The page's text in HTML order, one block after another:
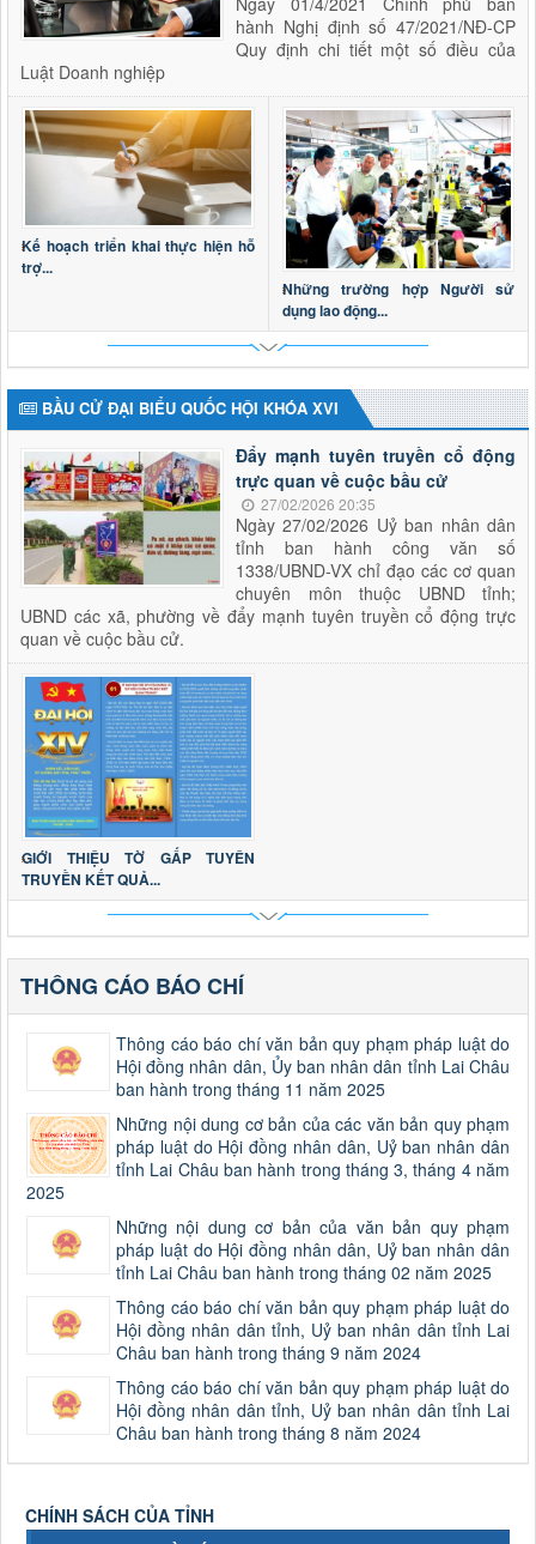
hành Nghị định số 47/2021/NĐ-CP
Quy định chi tiết một số điều của
Luật Doanh nghiệp
Kế hoạch triển khai thực hiện hỗ
trợ...
Những trường hợp Người sử
dụng lao động...
BẦU CỬ ĐẠI BIỂU QUỐC HỘI KHÓA XVI
Đẩy mạnh tuyên truyền cổ động
trực quan về cuộc bầu cử
27/02/2026 20:35
Ngày 27/02/2026 Uỷ ban nhân dân
tỉnh ban hành công văn số
1338/UBND-VX chỉ đạo các cơ quan
chuyên môn thuộc UBND tỉnh;
UBND các xã, phường về đẩy mạnh tuyên truyền cổ động trực
quan về cuộc bầu cử.
GIỚI THIỆU TỜ GẤP TUYÊN
TRUYỀN KẾT QUẢ...
THÔNG CÁO BÁO CHÍ
Thông cáo báo chí văn bản quy phạm pháp luật do
Hội đồng nhân dân, Ủy ban nhân dân tỉnh Lai Châu
ban hành trong tháng 11 năm 2025
Những nội dung cơ bản của các văn bản quy phạm
pháp luật do Hội đồng nhân dân, Uỷ ban nhân dân
tỉnh Lai Châu ban hành trong tháng 3, tháng 4 năm
2025
Những nội dung cơ bản của văn bản quy phạm
pháp luật do Hội đồng nhân dân, Uỷ ban nhân dân
tỉnh Lai Châu ban hành trong tháng 02 năm 2025
Thông cáo báo chí văn bản quy phạm pháp luật do
Hội đồng nhân dân tỉnh, Uỷ ban nhân dân tỉnh Lai
Châu ban hành trong tháng 9 năm 2024
Thông cáo báo chí văn bản quy phạm pháp luật do
Hội đồng nhân dân tỉnh, Uỷ ban nhân dân tỉnh Lai
Châu ban hành trong tháng 8 năm 2024
CHÍNH SÁCH CỦA TỈNH